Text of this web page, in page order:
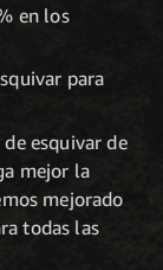
en los
para
esquivar de
mejor la
mejorado
todas las